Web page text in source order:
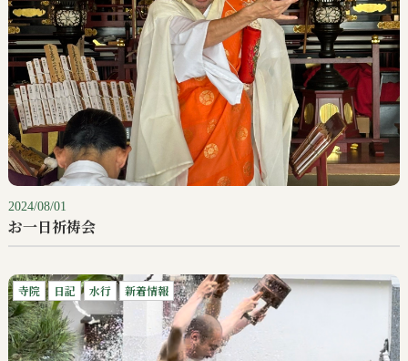
2024/08/01
お一日祈祷会
寺院 日記 水行 新着情報